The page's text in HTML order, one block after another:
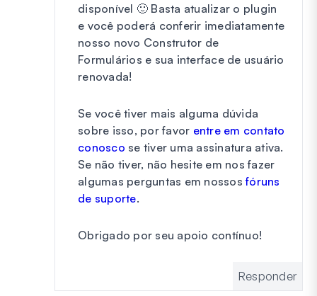
disponível 🙂 Basta atualizar o plugin
e você poderá conferir imediatamente
nosso novo Construtor de
Formulários e sua interface de usuário
renovada!
Se você tiver mais alguma dúvida
sobre isso, por favor entre em contato
conosco se tiver uma assinatura ativa.
Se não tiver, não hesite em nos fazer
algumas perguntas em nossosfóruns
de suporte.
Obrigado por seu apoio contínuo!
Responder